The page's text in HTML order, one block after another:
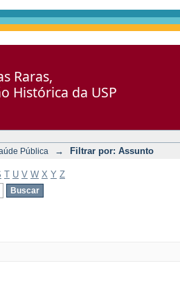
Raras,
Histórica da USP
Pública → Filtrar por: Assunto
T U V W X Y Z